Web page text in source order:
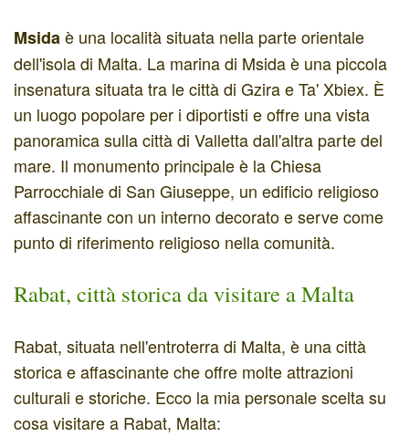
Msidaè una località situata nella parte orientale
dell'isola di Malta. La marina di Msida è una piccola
insenatura situata tra le città di Gzira e Ta' Xbiex. È
un luogo popolare per i diportisti e offre una vista
panoramica sulla città di Valletta dall'altra parte del
mare. Il monumento principale è la Chiesa
Parrocchiale di San Giuseppe, un edificio religioso
affascinante con un interno decorato e serve come
punto di riferimento religioso nella comunità.
Rabat, città storica da visitare a Malta
Rabat, situata nell'entroterra di Malta, è una città
storica e affascinante che offre molte attrazioni
culturali e storiche. Ecco la mia personale scelta su
cosa visitare a Rabat, Malta: